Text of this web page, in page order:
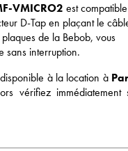
VMICRO2 est compatible
D-Tap en plaçant le
de la Bebob, vous
sans interruption.
à la location à
vérifiez immédiatement